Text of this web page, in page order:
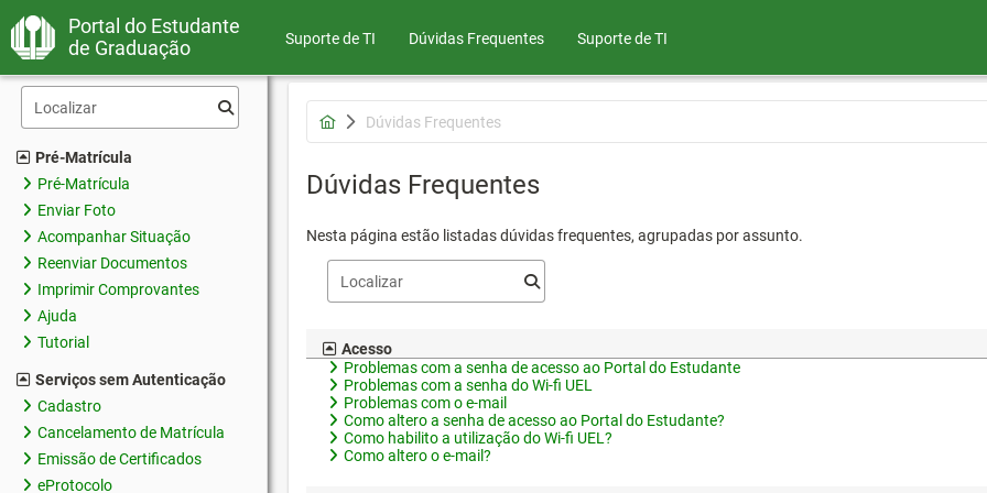
Portal do Estudante
de Graduação
Suporte de TI Dúvidas Frequentes Suporte de TI
Pré-Matrícula
Pré-Matrícula
Enviar Foto
Acompanhar Situação
Reenviar Documentos
Imprimir Comprovantes
Ajuda
Tutorial
Serviços sem Autenticação
Cadastro
Cancelamento de Matrícula
Emissão de Certificados
eProtocolo
Dúvidas Frequentes
Dúvidas Frequentes
Nesta página estão listadas dúvidas frequentes, agrupadas por assunto.
Acesso
Problemas com a senha de acesso ao Portal do Estudante
Problemas com a senha do Wi-fi UEL
Problemas com o e-mail
Como altero a senha de acesso ao Portal do Estudante?
Como habilito a utilização do Wi-fi UEL?
Como altero o e-mail?